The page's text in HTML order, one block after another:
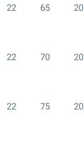
22 65 20
22 70 20
22 75 20